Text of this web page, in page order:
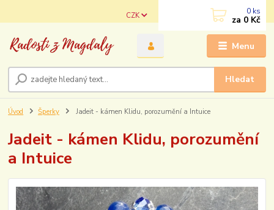
Menu
CZK
Hledat
0 ks
za 0 Kč
Úvod Šperky Jadeit - kámen Klidu, porozumění a Intuice
Jadeit - kámen Klidu, porozumění
a Intuice